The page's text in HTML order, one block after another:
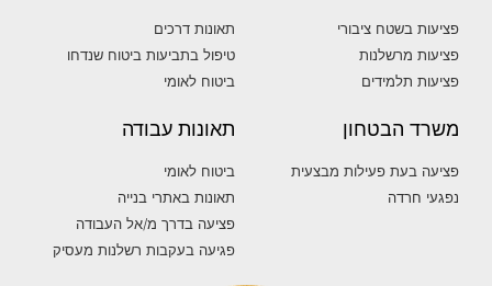
פציעות בשטח ציבורי
פציעות מרשלנות
פציעות תלמידים
תאונות דרכים
טיפול בתביעות ביטוח שנדחו
ביטוח לאומי
משרד הבטחון
פציעה בעת פעילות מבצעית
נפגעי חרדה
תאונות עבודה
ביטוח לאומי
תאונות באתרי בנייה
פציעה בדרך מ/אל העבודה
פגיעה בעקבות רשלנות מעסיק